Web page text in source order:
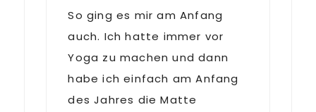
So ging es mir am Anfang
auch. Ich hatte immer vor
Yoga zu machen und dann
habe ich einfach am Anfang
des Jahres die Matte